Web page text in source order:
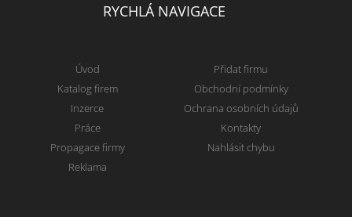
RYCHLÁ NAVIGACE
Úvod
Katalog firem
Inzerce
Práce
Propagace firmy
Reklama
Přidat firmu
Obchodní podmínky
Ochrana osobních údajů
Kontakty
Nahlásit chybu